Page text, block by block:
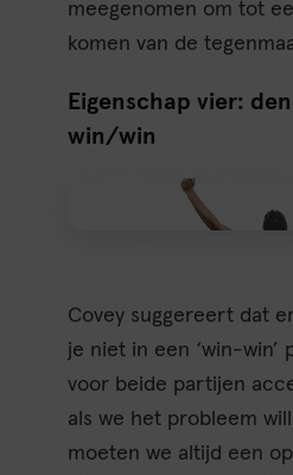
meegenomen om tot
komen van de
Eigenschap vier:
win/win
Covey suggereert dat
je niet in een ‘win-win’
voor beide partijen
als we het probleem
moeten we altijd een